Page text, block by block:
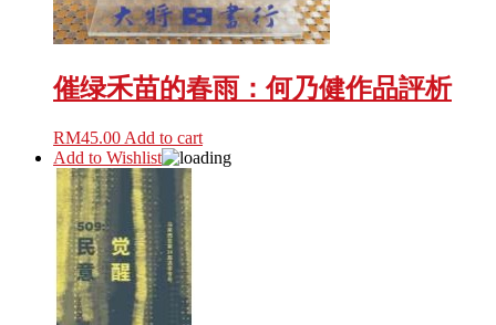
催绿禾苗的春雨：何乃健作品評析
RM45.00 Add to cart
Add to Wishlist